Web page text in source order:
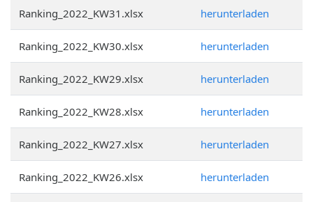
Ranking_2022_KW31.xlsx herunterladen
Ranking_2022_KW30.xlsx herunterladen
Ranking_2022_KW29.xlsx herunterladen
Ranking_2022_KW28.xlsx herunterladen
Ranking_2022_KW27.xlsx herunterladen
Ranking_2022_KW26.xlsx herunterladen